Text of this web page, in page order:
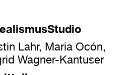
Lahr, Maria Ocón,
Wagner-Kantuser